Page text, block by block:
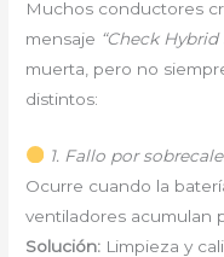
Muchos conductores
mensaje “Check Hybrid
muerta, pero no
distintos:
1. Fallo por
Ocurre cuando la
ventiladores acumulan
Solución: Limpieza y